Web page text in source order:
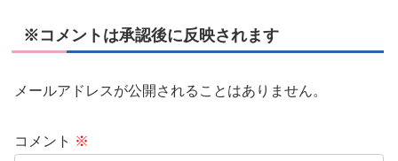
※コメントは承認後に反映されます
メールアドレスが公開されることはありません。
コメント ※